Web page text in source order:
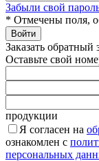
Забыли свой
* Отмечены поля,
Войти
Заказать обратный
Оставьте свой
продукции
Я согласен на
ознакомлен с
персональных